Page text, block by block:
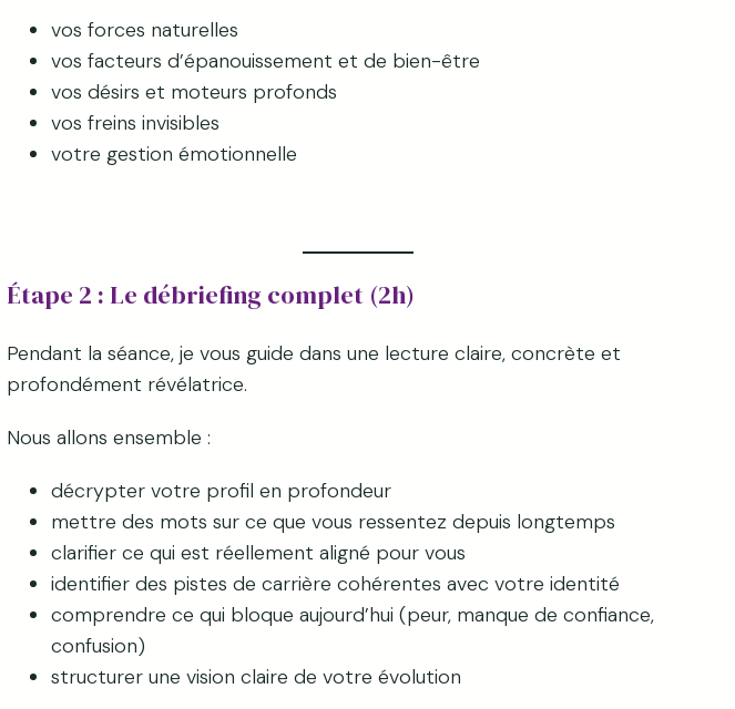
vos forces naturelles
vos facteurs d’épanouissement et de bien-être
vos désirs et moteurs profonds
vos freins invisibles
votre gestion émotionnelle
Étape 2 : Le débriefing complet (2h)
Pendant la séance, je vous guide dans une lecture claire, concrète et
profondément révélatrice.
Nous allons ensemble :
décrypter votre profil en profondeur
mettre des mots sur ce que vous ressentez depuis longtemps
clarifier ce qui est réellement aligné pour vous
identifier des pistes de carrière cohérentes avec votre identité
comprendre ce qui bloque aujourd’hui (peur, manque de confiance,
confusion)
structurer une vision claire de votre évolution